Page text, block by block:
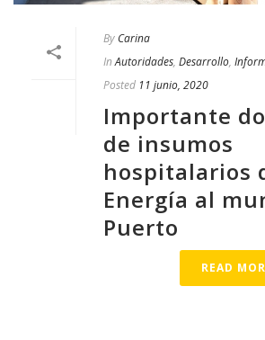
By Carina
In Autoridades, Desarrollo,
Posted 11 junio, 2020
Importante
de insumos
hospitalarios
Energía al
Puerto
READ